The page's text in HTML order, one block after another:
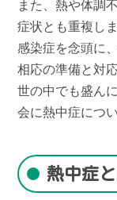
また、熱や体調
症状とも重複し
感染症を念頭に
相応の準備と対
世の中でも盛ん
会に熱中症につ
熱中症